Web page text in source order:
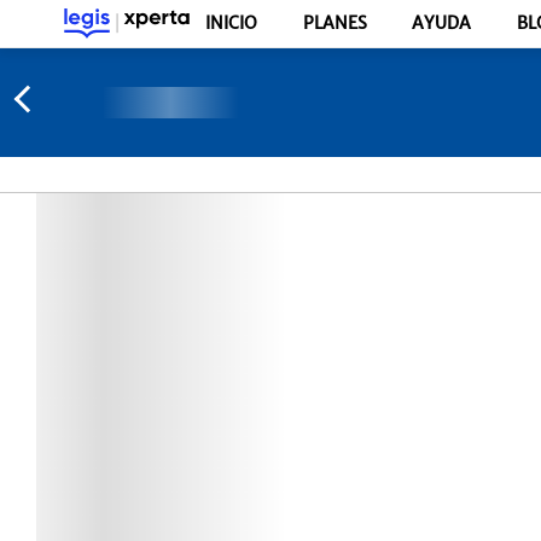
INICIO PLANES AYUDA